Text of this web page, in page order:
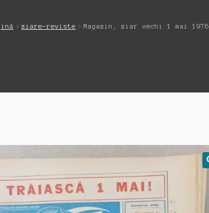
ziare-reviste Magazin, ziar vechi 1 mai 1976